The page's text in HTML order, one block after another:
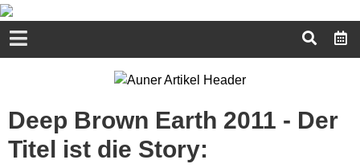
Deep Brown Earth 2011 - Der
Titel ist die Story: